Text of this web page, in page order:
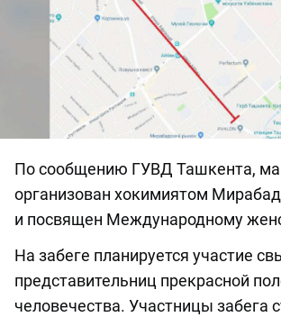
По сообщению ГУВД Ташкента,
организован хокимиятом
и посвящен Международному
На забеге планируется участие
представительниц прекрасной
человечества. Участницы забега